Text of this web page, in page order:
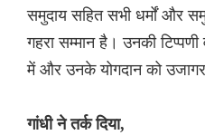
समुदाय सहित सभी धर्मों और
गहरा सम्मान है। उनकी
में और उनके योगदान को
गांधी ने तर्क दिया,